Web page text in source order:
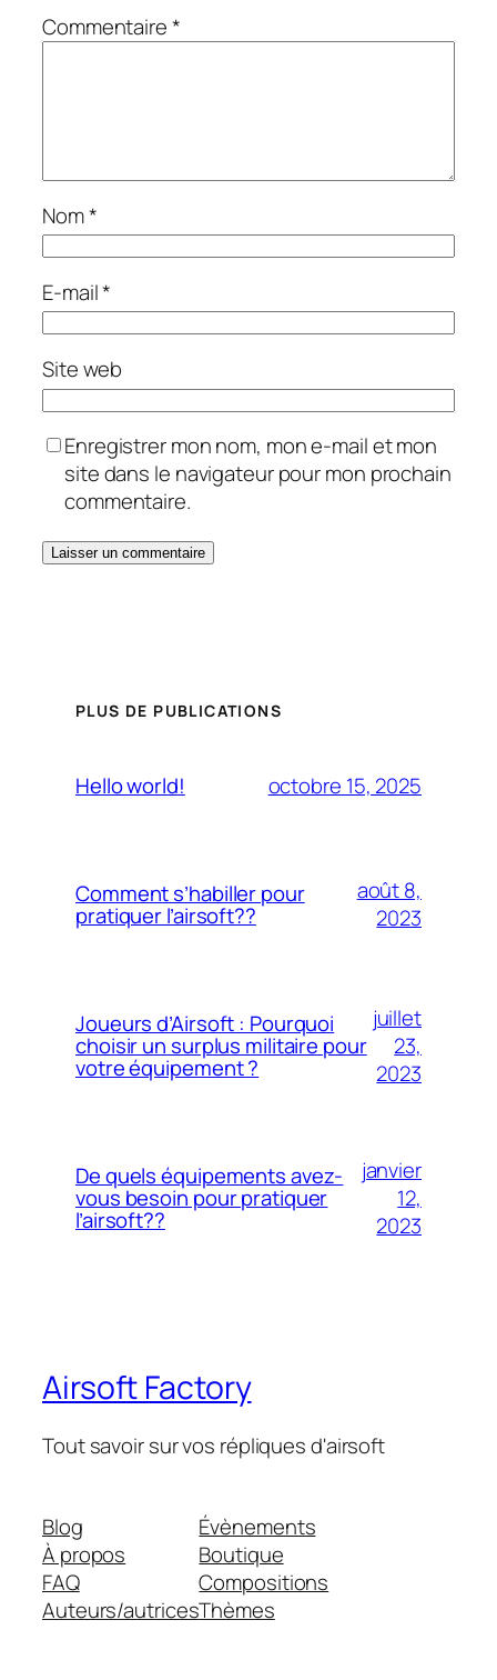
Commentaire*
Nom*
E-mail*
Site web
Enregistrer mon nom, mon e-mail et mon
site dans le navigateur pour mon prochain
commentaire.
PLUS DE PUBLICATIONS
Hello world! octobre 15, 2025
Comment s’habiller pour
pratiquer l’airsoft??
août 8,
2023
Joueurs d’Airsoft : Pourquoi
choisir un surplus militaire pour
votre équipement ?
juillet
23,
2023
De quels équipements avez-
vous besoin pour pratiquer
l’airsoft??
janvier
12,
2023
Airsoft Factory
Tout savoir sur vos répliques d'airsoft
Blog
À propos
FAQ
Auteurs/autrices
Évènements
Boutique
Compositions
Thèmes